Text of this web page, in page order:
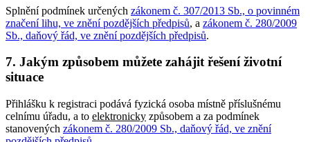
Splnění podmínek určených zákonem č. 307/2013 Sb., o povinném
značení lihu, ve znění pozdějších předpisů, a zákonem č. 280/2009
Sb., daňový řád, ve znění pozdějších předpisů.
7. Jakým způsobem můžete zahájit řešení životní
situace
Přihlášku k registraci podává fyzická osoba místně příslušnému
celnímu úřadu, a to elektronicky způsobem a za podmínek
stanovených zákonem č. 280/2009 Sb., daňový řád, ve znění